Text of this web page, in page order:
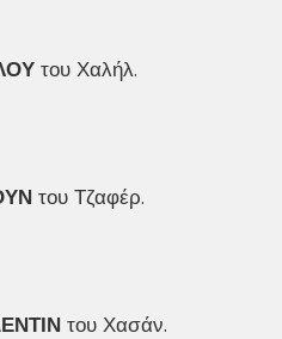
του Χαλήλ.
του Τζαφέρ.
του Χασάν.